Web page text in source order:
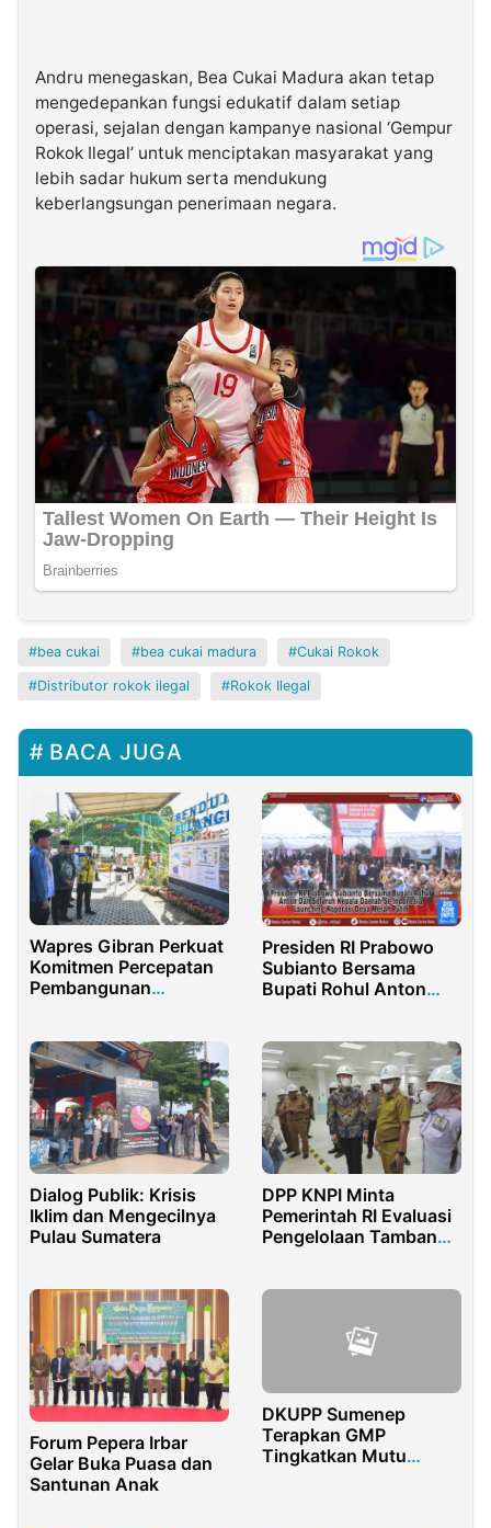
Andru menegaskan, Bea Cukai Madura akan tetap
mengedepankan fungsi edukatif dalam setiap
operasi, sejalan dengan kampanye nasional ‘Gempur
Rokok Ilegal’ untuk menciptakan masyarakat yang
lebih sadar hukum serta mendukung
keberlangsungan penerimaan negara.
bea cukai bea cukai madura Cukai Rokok
Distributor rokok ilegal Rokok Ilegal
BACA JUGA
Wapres Gibran Perkuat
Komitmen Percepatan
Pembangunan
Presiden RI Prabowo
Subianto Bersama
Bupati Rohul Anton
Launching Koperasi
Desa Merah Putih
Dialog Publik: Krisis
Iklim dan Mengecilnya
Pulau Sumatera
DPP KNPI Minta
Pemerintah RI Evaluasi
Pengelolaan Tambang
Forum Pepera Irbar
Gelar Buka Puasa dan
Santunan Anak
DKUPP Sumenep
Terapkan GMP
Tingkatkan Mutu